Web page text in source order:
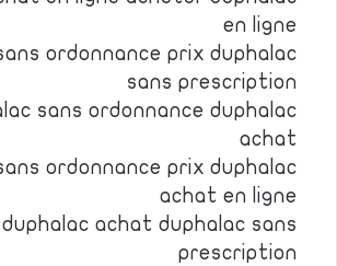
en ligne
ordonnance prix duphalac
sans prescription
sans ordonnance duphalac
achat
ordonnance prix duphalac
achat en ligne
duphalac achat duphalac sans
prescription